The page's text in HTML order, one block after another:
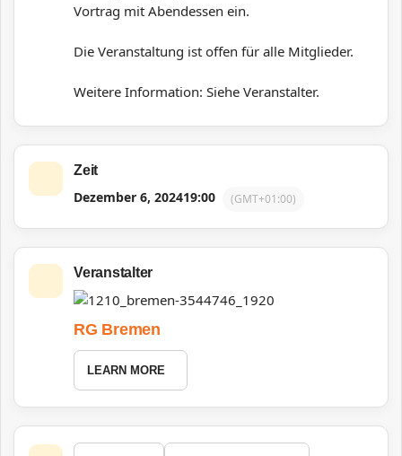
Vortrag mit Abendessen ein.
Die Veranstaltung ist offen für alle Mitglieder.
Weitere Information: Siehe Veranstalter.
Zeit
Dezember 6, 202419:00 (GMT+01:00)
Veranstalter
RG Bremen
LEARN MORE